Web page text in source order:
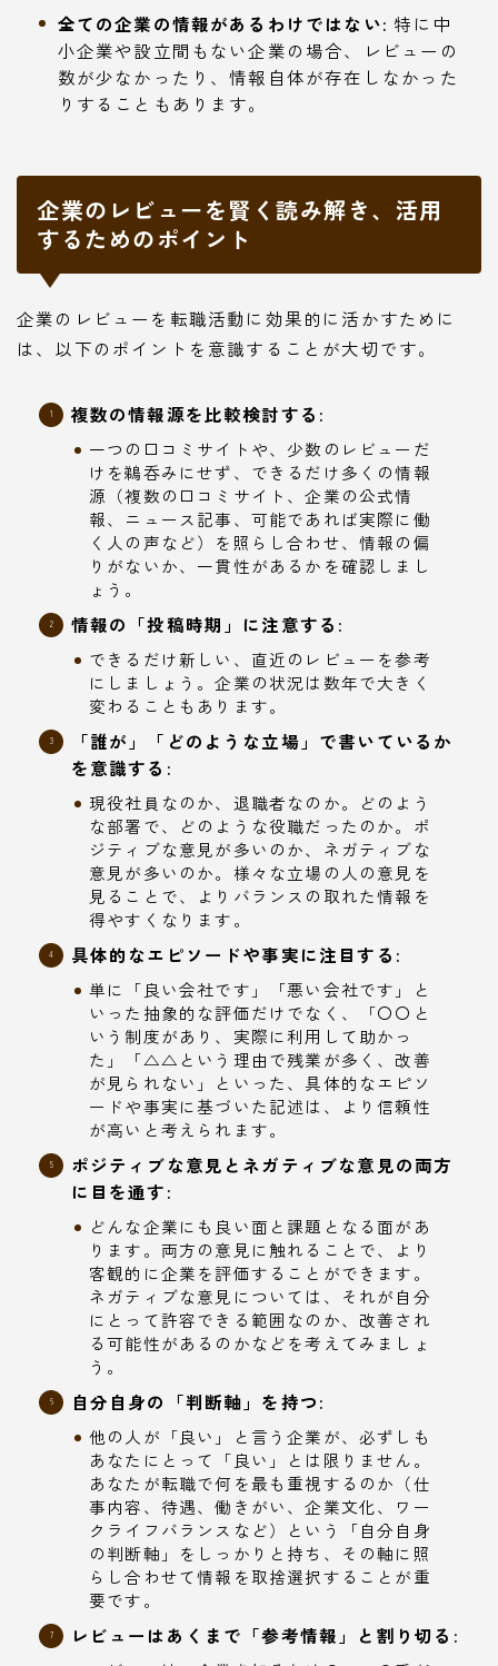
全ての企業の情報があるわけではない: 特に中
小企業や設立間もない企業の場合、レビューの
数が少なかったり、情報自体が存在しなかった
りすることもあります。
企業のレビューを賢く読み解き、活用
するためのポイント
企業のレビューを転職活動に効果的に活かすために
は、以下のポイントを意識することが大切です。
複数の情報源を比較検討する:
一つの口コミサイトや、少数のレビューだ
けを鵜呑みにせず、できるだけ多くの情報
源（複数の口コミサイト、企業の公式情
報、ニュース記事、可能であれば実際に働
く人の声など）を照らし合わせ、情報の偏
りがないか、一貫性があるかを確認しまし
ょう。
情報の「投稿時期」に注意する:
できるだけ新しい、直近のレビューを参考
にしましょう。企業の状況は数年で大きく
変わることもあります。
「誰が」「どのような立場」で書いているか
を意識する:
現役社員なのか、退職者なのか。どのよう
な部署で、どのような役職だったのか。ポ
ジティブな意見が多いのか、ネガティブな
意見が多いのか。様々な立場の人の意見を
見ることで、よりバランスの取れた情報を
得やすくなります。
具体的なエピソードや事実に注目する:
単に「良い会社です」「悪い会社です」と
いった抽象的な評価だけでなく、「〇〇と
いう制度があり、実際に利用して助かっ
た」「△△という理由で残業が多く、改善
が見られない」といった、具体的なエピソ
ードや事実に基づいた記述は、より信頼性
が高いと考えられます。
ポジティブな意見とネガティブな意見の両方
に目を通す:
どんな企業にも良い面と課題となる面があ
ります。両方の意見に触れることで、より
客観的に企業を評価することができます。
ネガティブな意見については、それが自分
にとって許容できる範囲なのか、改善され
る可能性があるのかなどを考えてみましょ
う。
自分自身の「判断軸」を持つ:
他の人が「良い」と言う企業が、必ずしも
あなたにとって「良い」とは限りません。
あなたが転職で何を最も重視するのか（仕
事内容、待遇、働きがい、企業文化、ワー
クライフバランスなど）という「自分自身
の判断軸」をしっかりと持ち、その軸に照
らし合わせて情報を取捨選択することが重
要です。
レビューはあくまで「参考情報」と割り切る: